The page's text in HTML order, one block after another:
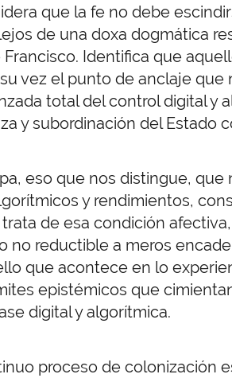
que la fe no debe
de una doxa dogmática
Identifica que
vez el punto de anclaje que
total del control digital y
y subordinación del Estado
eso que nos distingue,
y rendimientos,
de esa condición
no reductible a meros
que acontece en lo
epistémicos que
digital y algorítmica.
proceso de colonización